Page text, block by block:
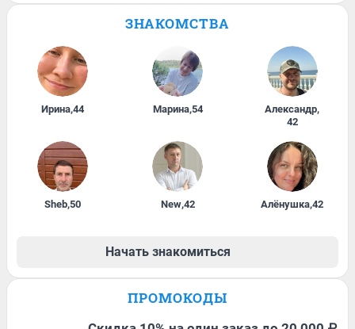
ЗНАКОМСТВА
Ирина,44 Марина,54 Александр,
42
Sheb,50 New,42 Алёнушка,42
Начать знакомиться
ПРОМОКОДЫ